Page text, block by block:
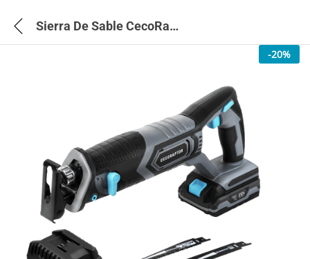
Sierra De Sable CecoRaptor Perfect Quick&Cut 2020 Advance – 70024
-20%